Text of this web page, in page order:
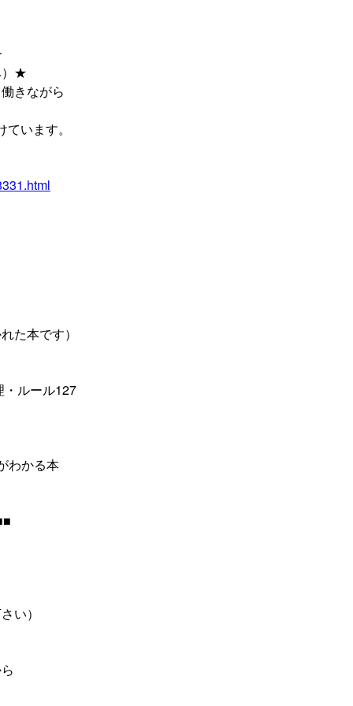
）★
きながら
います。
た本です）
ルール127
わかる本
い）